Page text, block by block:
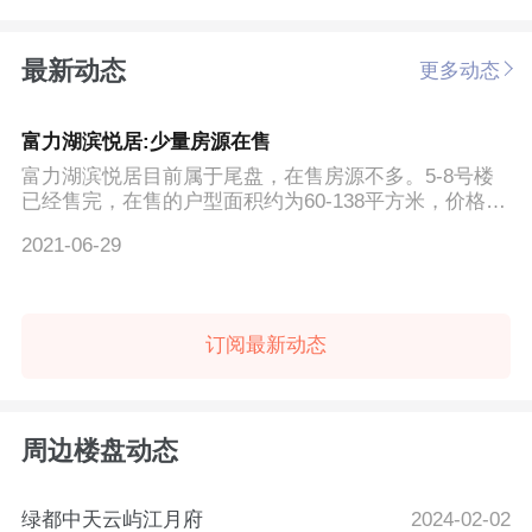
最新动态 更多动态
富力湖滨悦居:少量房源在售
富力湖滨悦居目前属于尾盘，在售房源不多。5-8号楼
已经售完，在售的户型面积约为60-138平方米，价格约
2021-06-29
订阅最新动态
周边楼盘动态
绿都中天云屿江月府
2024-02-02